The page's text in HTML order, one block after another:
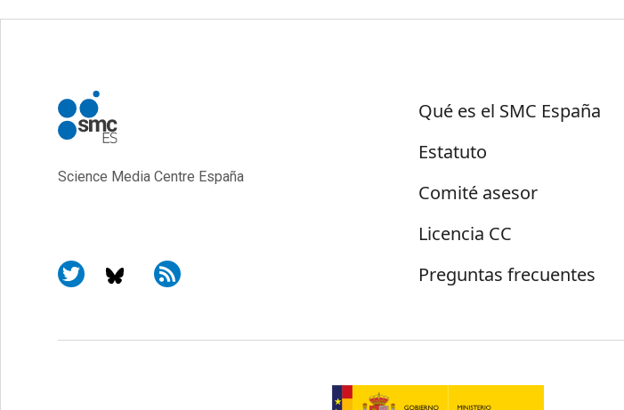
Science Media Centre España
Sobre SMC
Qué es el SMC España
Estatuto
Comité asesor
Licencia CC
Preguntas frecuentes